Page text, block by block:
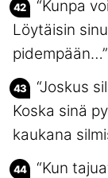
“Kunpa
Löytäisin
pidempään…”
“Joskus
Koska sinä
kaukana
“Kun